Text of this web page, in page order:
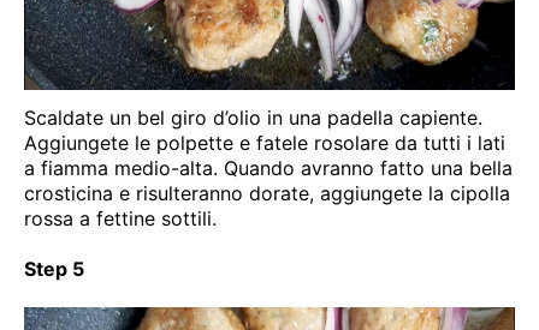
Scaldate un bel giro d’olio in una padella capiente.
Aggiungete le polpette e fatele rosolare da tutti i lati
a fiamma medio-alta. Quando avranno fatto una bella
crosticina e risulteranno dorate, aggiungete la cipolla
rossa a fettine sottili.
Step 5